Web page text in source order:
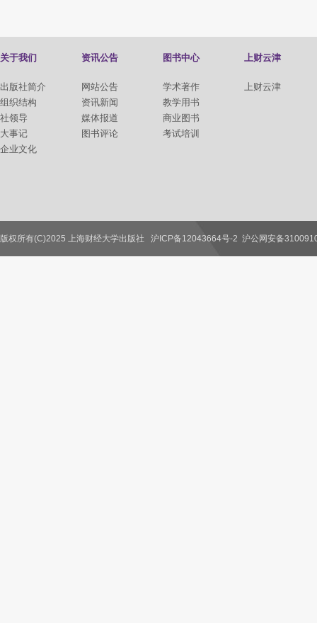
关于我们
出版社简介
组织结构
社领导
大事记
企业文化
资讯公告
网站公告
资讯新闻
媒体报道
图书评论
图书中心
学术著作
教学用书
商业图书
考试培训
上财云津
上财云津
联系我们
版权所有(C)2025 上海财经大学出版社 沪ICP备12043664号-2 沪公网安备